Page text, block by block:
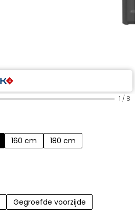
1 / 8
160 cm
180 cm
Gegroefde voorzijde